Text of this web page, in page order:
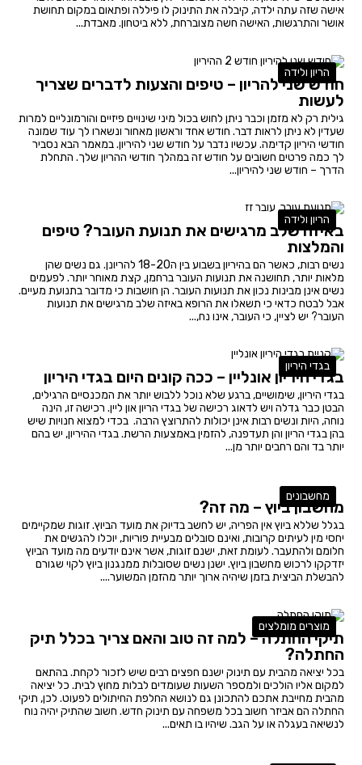
אישה שזה עתה ילדה, קיבלה את התינוק לו פיללה ופתאום במקום תחושת
אושר והתרגשות, האישה חשה מצוברחת, ללא ביטחון. מאבדת...
הריון ולידה
חודש שני להריון – טיפים והצעות לדברים שצריך
לעשות
גילית רק לא מזמן וכבר ניתן לחוש בכול מיני שינויים פיזיים והורמונליים למרות
שעדין לא ניתן לראות דבר. חודש אחד וראשון מאחור ונשארו לך עוד שמונה
חודשי היריון קדימה. עכשיו נדבר על חודש שני להיריון. במאמר הבא נסביר
לך כמה פרטים חשובים על חודש זה במהלך חודשי ההריון שלך. התחלת
הדרך – חודש שני להיריון...
הריון ולידה
באיזה שלב מרגישים את תנועת העובר? טיפים
והמלצות
נשים רבות, כאשר הם בהיריון בשבוע בין ה18-20 להריונן. גם נשים שהן
מלאות יותר, תחושנה את תנועות העובר ברחמן, קצת מאוחר יותר. לפעמים
נשים אינן מבינות נכון את תנועות העובר. הן חושבות כי מדובר בתנועת מעיים.
אבל לבטח כדאי כי תשאלו את הרופא באיזה שלב מרגישים את תנועות
העובר? יש לציין, כי העובר, אינו נח,...
בגדי היריון
בגדי היריון אונליין – ככה קונים היום בגדי היריון
בגדי היריון, שימושיים, ברגע שלא נוכל ללבוש יותר את המכנסיים הרגילים,
הבטן כבר גדלה ויש לדאוג רכישה של בגדי הריון און ליין. רכישה זו, הינה
נוחה, היות ונשים רבות אינן יכולות להתרוצץ הרבה. בכדי למצוא חנויות שיש
בהן בגדי הריון והן תעדפנה, להזמין באמצעות הרשת. בגדי ההיריון, יש בהם
יותר בד והם רחבים יותר מן...
מחשבונים
מחשבון ביוץ – מה זה?
בגלל שללא ביוץ אין הפריה, יש לחשב בדיוק את מועד הביוץ. זוגות שמקיימים
יחסי מין לעיתים קרובות, ואינם סובלים מבעיית פוריות, יוכלו להגשים את
חלומם ולהתעבר. לעומת זאת, ישנם זוגות, אשר אינם יודעים מה מועד הביוץ
יזדקקו לרכוש מחשבון ביוץ. ישנן נשים שסובלות ממנגנון ביוץ לקוי שגורם
להבשלת הביצית בזמן שיהיה ארוך יותר מהזמן המשוער....
מוצרים מומלצים
תיקי החתלה – למה זה טוב והאם צריך בכלל תיק
החתלה?
בכל יציאה מהבית עם תינוק ישנם חפצים רבים שיש לזכור לקחת. בהתאם
למקום אליו הולכים ולמספר השעות שעומדים לבלות מחוץ לבית. כל יציאה
מהבית מחייבת אתכם להתכונן גם לנושא החלפת החיתולים לפעוט. לכן, תיקי
החתלה הם אביזר חשוב בכל משפחה עם תינוק חדש. חשוב שהתיק יהיה נוח
לנשיאה בעגלה או על הגב. שיהיו בו תאים...